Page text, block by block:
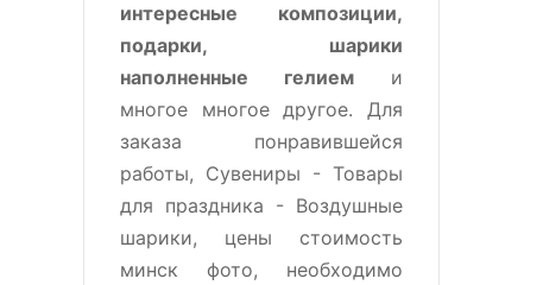
интересные композиции,
подарки, шарики
наполненные гелием и
многое многое другое. Для
заказа понравившейся
работы, Сувениры - Товары
для праздника - Воздушные
шарики, цены стоимость
минск фото, необходимо